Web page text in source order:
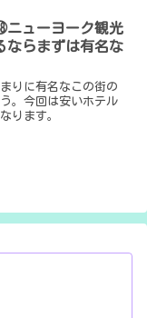
ニューヨーク観光
ならまずは有名な
りに有名なこの街の
。今回は安いホテル
ります。